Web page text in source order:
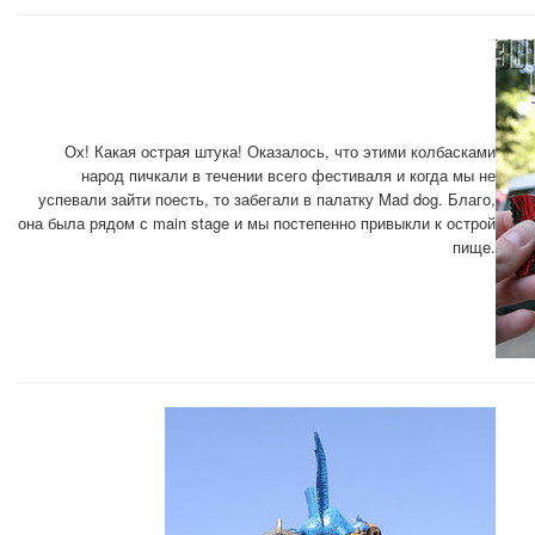
Ох! Какая острая штука! Оказалось, что этими колбасками
народ пичкали в течении всего фестиваля и когда мы не
успевали зайти поесть, то забегали в палатку Mad dog. Благо,
она была рядом с main stage и мы постепенно привыкли к острой
пище.